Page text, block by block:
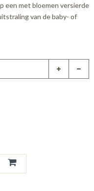
een met bloemen versierde
van de baby- of